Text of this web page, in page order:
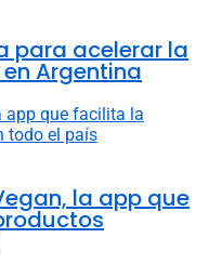
para acelerar la
Argentina
la app que